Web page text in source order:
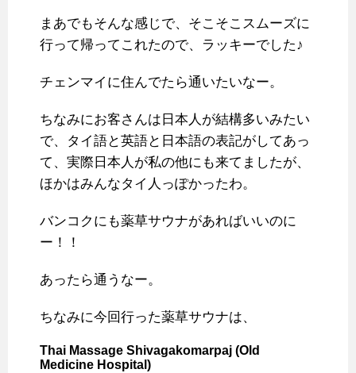
まあでもそんな感じで、そこそこスムーズに
行って帰ってこれたので、ラッキーでした♪
チェンマイに住んでたら通いたいなー。
ちなみにお客さんは日本人が結構多いみたい
で、タイ語と英語と日本語の表記がしてあっ
て、実際日本人が私の他にも来てましたが、
ほかはみんなタイ人っぽかったわ。
バンコクにも薬草サウナがあればいいのに
ー！！
あったら通うなー。
ちなみに今回行った薬草サウナは、
Thai Massage Shivagakomarpaj (Old
Medicine Hospital)